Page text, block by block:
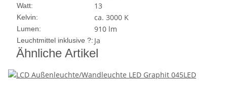
Watt: 13
Kelvin: ca. 3000 K
Lumen: 910 lm
Leuchtmittel inklusive ?: Ja
Ähnliche Artikel